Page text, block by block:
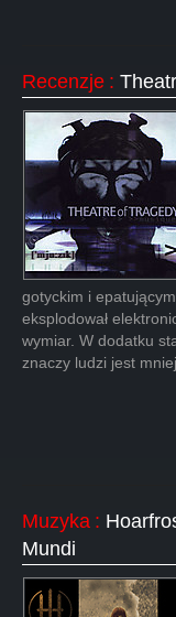
Recenzje :
gotyckim i
eksplodował
wymiar. W dodatku
znaczy ludzi jest
Muzyka :
Mundi